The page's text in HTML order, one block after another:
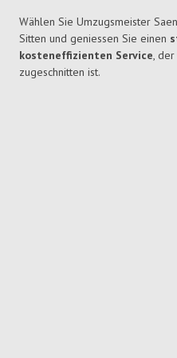
Wählen Sie Umzugsmeister
Sitten und geniessen Sie einen
kosteneffizienten Service,
zugeschnitten ist.